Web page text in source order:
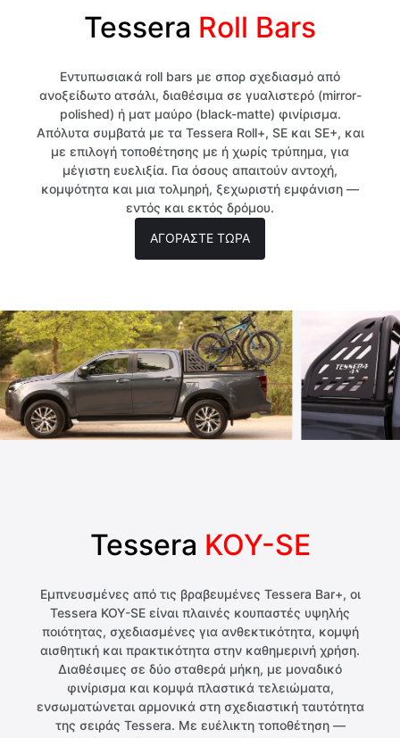
Tessera Roll Bars
Εντυπωσιακά roll bars με σπορ σχεδιασμό από
ανοξείδωτο ατσάλι, διαθέσιμα σε γυαλιστερό (mirror-
polished) ή ματ μαύρο (black-matte) φινίρισμα.
Απόλυτα συμβατά με τα Tessera Roll+, SE και SE+, και
με επιλογή τοποθέτησης με ή χωρίς τρύπημα, για
μέγιστη ευελιξία. Για όσους απαιτούν αντοχή,
κομψότητα και μια τολμηρή, ξεχωριστή εμφάνιση —
εντός και εκτός δρόμου.
AΓΟΡΑΣΤΕ ΤΩΡΑ
Tessera KOY-SE
Εμπνευσμένες από τις βραβευμένες Tessera Bar+, οι
Tessera KOY-SE είναι πλαινές κουπαστές υψηλής
ποιότητας, σχεδιασμένες για ανθεκτικότητα, κομψή
αισθητική και πρακτικότητα στην καθημερινή χρήση.
Διαθέσιμες σε δύο σταθερά μήκη, με μοναδικό
φινίρισμα και κομψά πλαστικά τελειώματα,
ενσωματώνεται αρμονικά στη σχεδιαστική ταυτότητα
της σειράς Tessera. Με ευέλικτη τοποθέτηση —